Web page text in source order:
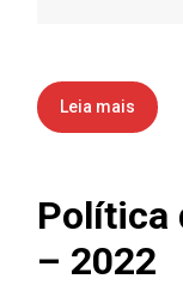
Leia mais
Política
– 2022